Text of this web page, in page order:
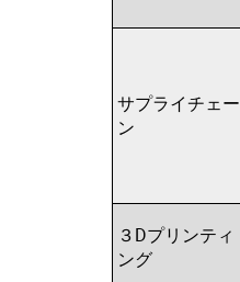
サプライチェー
ン
３Dプリンティ
ング